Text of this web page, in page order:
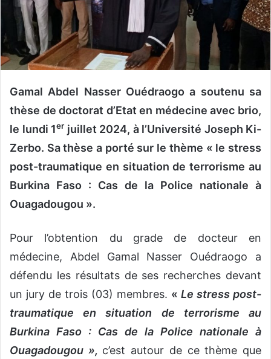
u
r
e
l
Gamal Abdel Nasser Ouédraogo a soutenu sa
thèse de doctorat d’Etat en médecine avec brio,
le lundi 1er juillet 2024, à l’Université Joseph Ki-
Zerbo. Sa thèse a porté sur le thème « le stress
post-traumatique en situation de terrorisme au
Burkina Faso : Cas de la Police nationale à
Ouagadougou ».
Pour l’obtention du grade de docteur en
médecine, Abdel Gamal Nasser Ouédraogo a
défendu les résultats de ses recherches devant
un jury de trois (03) membres. « Le stress post-
traumatique en situation de terrorisme au
Burkina Faso : Cas de la Police nationale à
Ouagadougou », c’est autour de ce thème que